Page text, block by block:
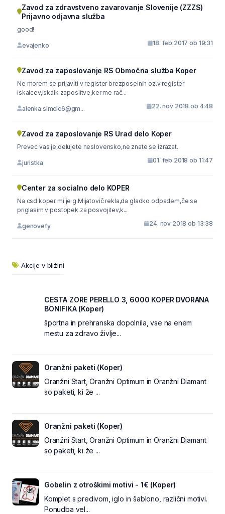
Zavod za zdravstveno zavarovanje Slovenije (ZZZS)
Prijavno odjavna služba
good!
evajenko 18. feb 2017 ob 19:31
Zavod za zaposlovanje RS Območna služba Koper
Ne morem se prijaviti v register brezposelnih oz.v register
iskalcev,iskalk zaposlitve,ker me rač...
alenka.simcic6@gm... 22. nov 2018 ob 4:48
Zavod za zaposlovanje RS Urad delo Koper
Prevec vas je,delujete neslovensko,ne znate se izrazat.
juristka 01. feb 2018 ob 11:47
Center za socialno delo KOPER
Na csd koper mi je g.Mijatovič rekla,da gladko odpadem,če se
priglasim v postopek za posvojitev,k...
genovefy 24. nov 2018 ob 13:38
Akcije v bližini
CESTA ZORE PERELLO 3, 6000 KOPER DVORANA
BONIFIKA (Koper)
športna in prehranska dopolnila, vse na enem
mestu za zdravo življe...
Oranžni paketi (Koper)
Oranžni Start, Oranžni Optimum in Oranžni Diamant
so paketi, ki že ...
Oranžni paketi (Koper)
Oranžni Start, Oranžni Optimum in Oranžni Diamant
so paketi, ki že ...
Gobelin z otroškimi motivi - 1€ (Koper)
Komplet s predivom, iglo in šablono, različni motivi.
Ponudba vel...